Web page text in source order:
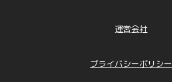
運営会社
プライバシーポリシー